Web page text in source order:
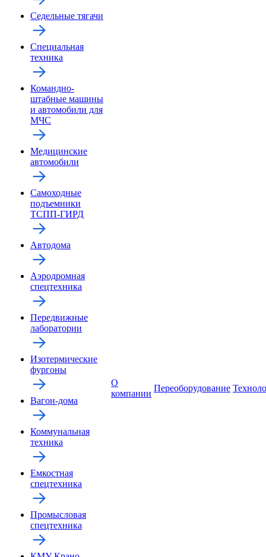
Седельные тягачи
Специальная
техника
Командно-
штабные машины
и автомобили для
МЧС
Медицинские
автомобили
Самоходные
подъемники
ТСПП-ГИРД
Автодома
Аэродромная
спецтехника
Передвижные
лаборатории
Изотермические
фургоны
Вагон-дома
Коммунальная
техника
Емкостная
спецтехника
Промысловая
спецтехника
О
компании
Переоборудование